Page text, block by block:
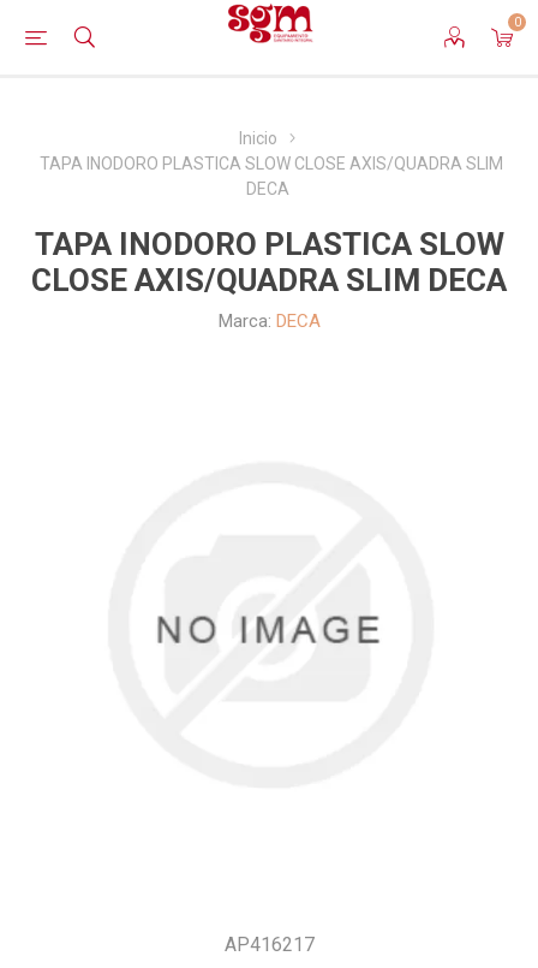
0
Inicio
TAPA INODORO PLASTICA SLOW CLOSE AXIS/QUADRA SLIM
DECA
TAPA INODORO PLASTICA SLOW
CLOSE AXIS/QUADRA SLIM DECA
Marca: DECA
AP416217